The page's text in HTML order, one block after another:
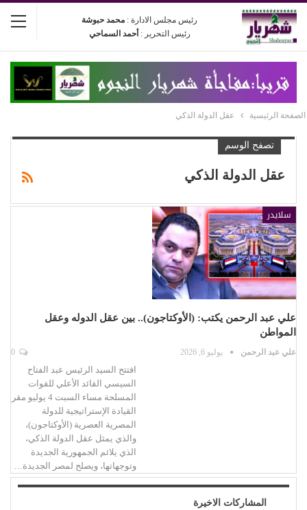
رئيس مجلس الادارة : محمد حبوشة
رئيس التحرير : أحمد السماحي
الصفحة الرئيسية عقل الدولة الذكي
تصفح الوسم
عقل الدولة الذكي
سلايدر
علي عبد الرحمن يكتب: (الأوكتاجون).. بين عقل الدوله وعقل
المواطن
علي عبد الرحمن يوليو 6, 2026
افتتح السيد الرئيس عبد الفتاح
السيسي القائد الأعلي للقوات
المسلحة مساء السبت 4 يوليو مقر
القيادة الإستراتيجية للدولة
المصرية العصرية (الأوكتاجون)،
والذي يمثل عقل الدولة الذكي،
الذي يلائم الجمهورية الجديدة
وتوجهاتها، ويصلح لمصر الجديدة…
المشاركات الاخيرة